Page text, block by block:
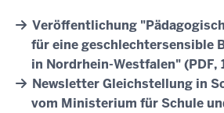
Veröffentlichung
für eine geschlechtersensible
in Nordrhein-Westfalen" (PDF,
Newsletter Gleichstellung in
vom Ministerium für Schule